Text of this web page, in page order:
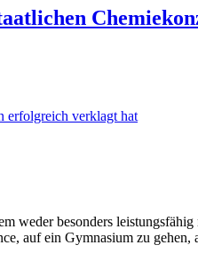
erfolgreich verklagt hat
weder besonders
auf ein Gymnasium zu gehen,